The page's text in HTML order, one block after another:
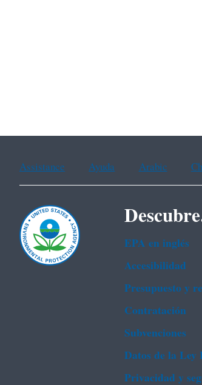
Assistance Ayuda Arabic
EPA en ingl‌és
Accesibilidad
Presupuesto y
Contratación
Subvenciones
Datos de la
Privacidad y